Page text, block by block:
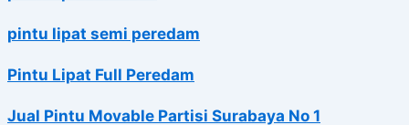
pintu lipat semi peredam
Pintu Lipat Full Peredam
Jual Pintu Movable Partisi Surabaya No 1